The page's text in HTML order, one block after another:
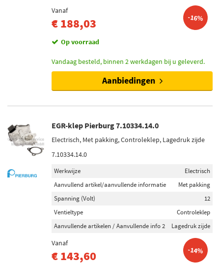
Vanaf
€ 188,03 -16%
Op voorraad
Vandaag besteld, binnen 2 werkdagen bij u geleverd.
Aanbiedingen
EGR-klep Pierburg 7.10334.14.0
Electrisch, Met pakking, Controleklep, Lagedruk zijde
7.10334.14.0
Werkwijze
Electrisch
Aanvullend artikel/aanvullende informatie
Met pakking
Spanning (Volt)
12
Ventieltype
Controleklep
Aanvullende artikelen / Aanvullende info 2
Lagedruk zijde
Vanaf
€ 143,60 -14%